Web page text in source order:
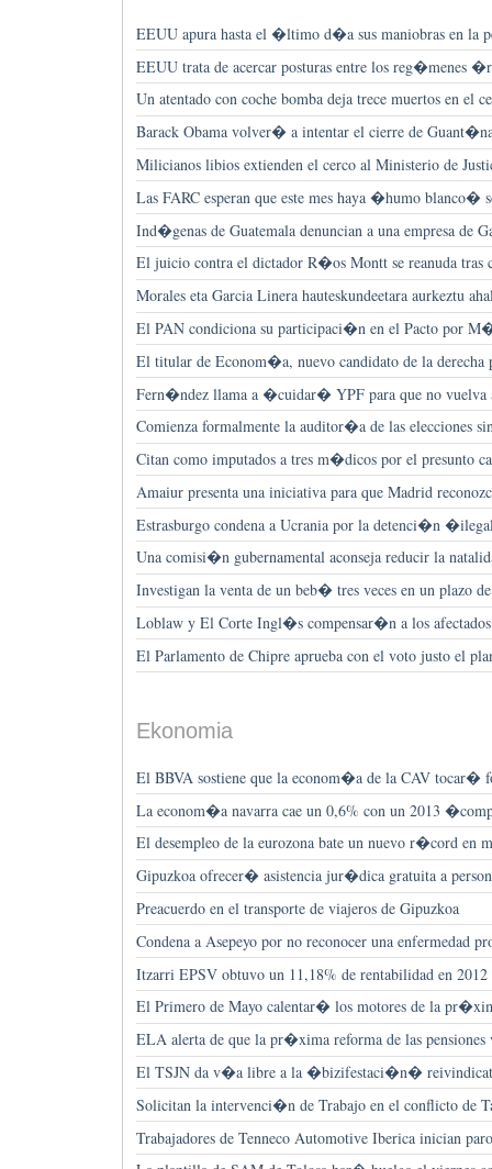
EEUU apura hasta el �ltimo d�a sus maniobras en la
EEUU trata de acercar posturas entre los reg�menes
Un atentado con coche bomba deja trece muertos en el
Barack Obama volver� a intentar el cierre de
Milicianos libios extienden el cerco al Ministerio de
Las FARC esperan que este mes haya �humo blanco�
Ind�genas de Guatemala denuncian a una empresa de
El juicio contra el dictador R�os Montt se reanuda tras
Morales eta Garcia Linera hauteskundeetara aurkeztu
El PAN condiciona su participaci�n en el Pacto por
El titular de Econom�a, nuevo candidato de la derecha
Fern�ndez llama a �cuidar� YPF para que no vuelva
Comienza formalmente la auditor�a de las elecciones
Citan como imputados a tres m�dicos por el presunto
Amaiur presenta una iniciativa para que Madrid
Estrasburgo condena a Ucrania por la detenci�n
Una comisi�n gubernamental aconseja reducir la
Investigan la venta de un beb� tres veces en un plazo
Loblaw y El Corte Ingl�s compensar�n a los
El Parlamento de Chipre aprueba con el voto justo el
Ekonomia
El BBVA sostiene que la econom�a de la CAV tocar�
La econom�a navarra cae un 0,6% con un 2013
El desempleo de la eurozona bate un nuevo r�cord en
Gipuzkoa ofrecer� asistencia jur�dica gratuita a
Preacuerdo en el transporte de viajeros de Gipuzkoa
Condena a Asepeyo por no reconocer una enfermedad
Itzarri EPSV obtuvo un 11,18% de rentabilidad en 2012
El Primero de Mayo calentar� los motores de la
ELA alerta de que la pr�xima reforma de las
El TSJN da v�a libre a la �bizifestaci�n�
Solicitan la intervenci�n de Trabajo en el conflicto de
Trabajadores de Tenneco Automotive Iberica inician